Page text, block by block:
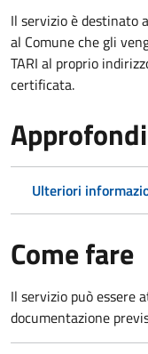
Il servizio è destinato
al Comune che gli
TARI al proprio
certificata.
Ulteriori
Come fare
Il servizio può essere
documentazione